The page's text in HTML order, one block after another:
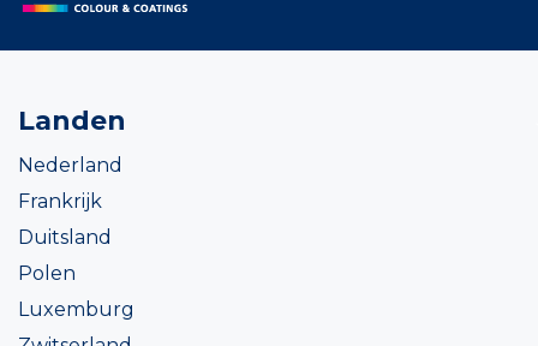
Landen
Nederland
Frankrijk
Duitsland
Polen
Luxemburg